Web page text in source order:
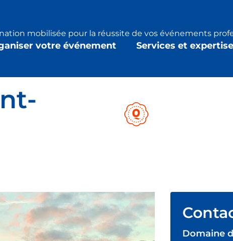
mobilisée pour la réussite de vos événements
votre événement Services et
Domaine